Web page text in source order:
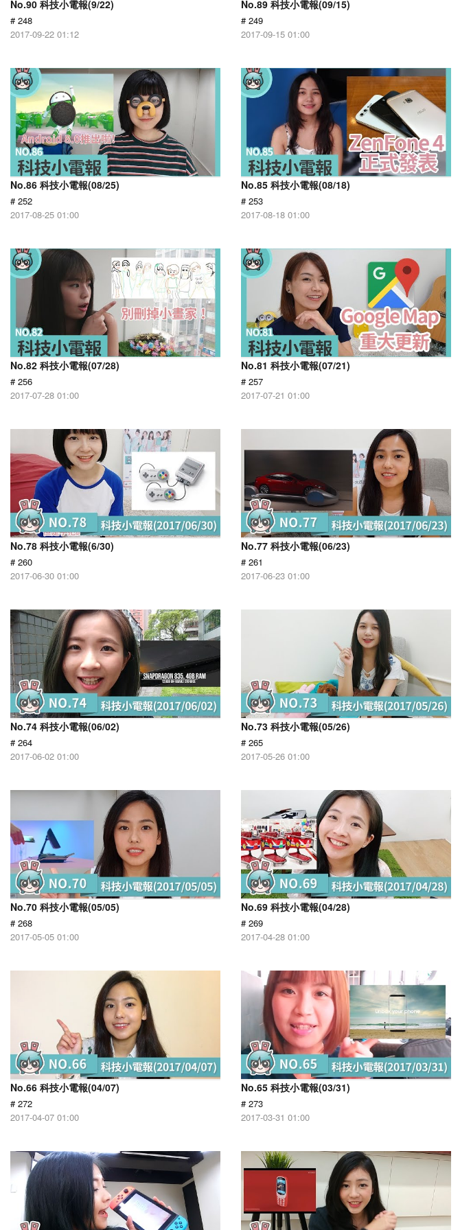
No.90 科技小電報(9/22)
# 248
2017-09-22 01:12
No.89 科技小電報(09/15)
# 249
2017-09-15 01:00
No.86 科技小電報(08/25)
# 252
2017-08-25 01:00
No.85 科技小電報(08/18)
# 253
2017-08-18 01:00
No.82 科技小電報(07/28)
# 256
2017-07-28 01:00
No.81 科技小電報(07/21)
# 257
2017-07-21 01:00
No.78 科技小電報(6/30)
# 260
2017-06-30 01:00
No.77 科技小電報(06/23)
# 261
2017-06-23 01:00
No.74 科技小電報(06/02)
# 264
2017-06-02 01:00
No.73 科技小電報(05/26)
# 265
2017-05-26 01:00
No.70 科技小電報(05/05)
# 268
2017-05-05 01:00
No.69 科技小電報(04/28)
# 269
2017-04-28 01:00
No.66 科技小電報(04/07)
# 272
2017-04-07 01:00
No.65 科技小電報(03/31)
# 273
2017-03-31 01:00